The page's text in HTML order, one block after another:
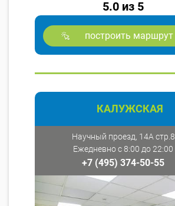
5.0 из 5
построить маршрут
КАЛУЖСКАЯ
Научный проезд, 14А стр.8
Ежедневно с 8:00 до 22:00
+7 (495) 374-50-55